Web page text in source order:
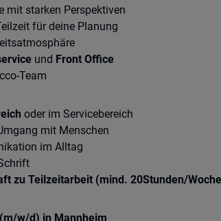
mit starken Perspektiven
für deine Planung
und Front Office
Team
oder im Servicebereich
mit Menschen
im Alltag
zu Teilzeitarbeit (mind. 20Stunden/
w/d) in Mannheim